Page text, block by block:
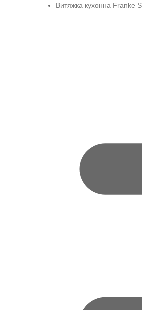
Витяжка кухонна Franke